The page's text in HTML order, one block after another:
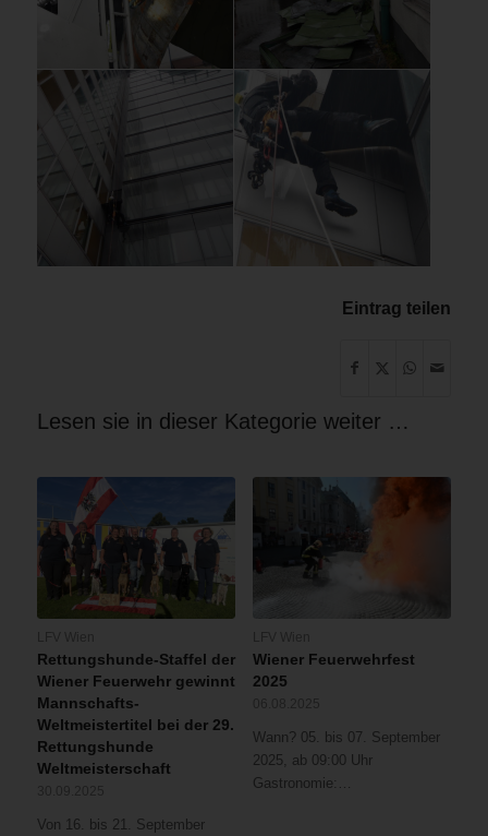
Eintrag teilen
Lesen sie in dieser Kategorie weiter …
Rettungshunde-Staffel der
Wiener Feuerwehr gewinnt
Mannschafts-
Weltmeistertitel bei der 29.
Rettungshunde
Weltmeisterschaft
Von 16. bis 21. September
Wiener Feuerwehrfest
2025
Wann? 05. bis 07. September
2025, ab 09:00 Uhr
Gastronomie:…